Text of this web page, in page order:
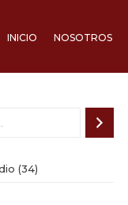
INICIO NOSOTROS
3434